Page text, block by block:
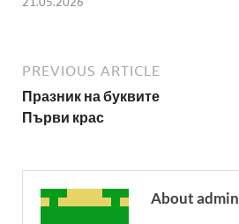
PREVIOUS ARTICLE
Празник на буквите
Първи крас
About admin